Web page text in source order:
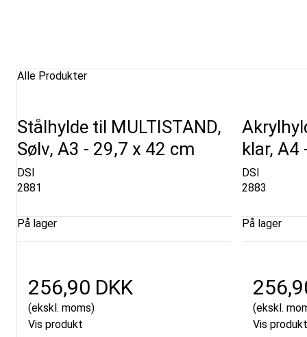
Alle Produkter
Stålhylde til MULTISTAND,
Sølv, A3 - 29,7 x 42 cm
DSI
2881
På lager
256,90 DKK
(ekskl. moms)
Vis produkt
klar, A4
DSI
2883
På lager
(ekskl.
Vis produkt